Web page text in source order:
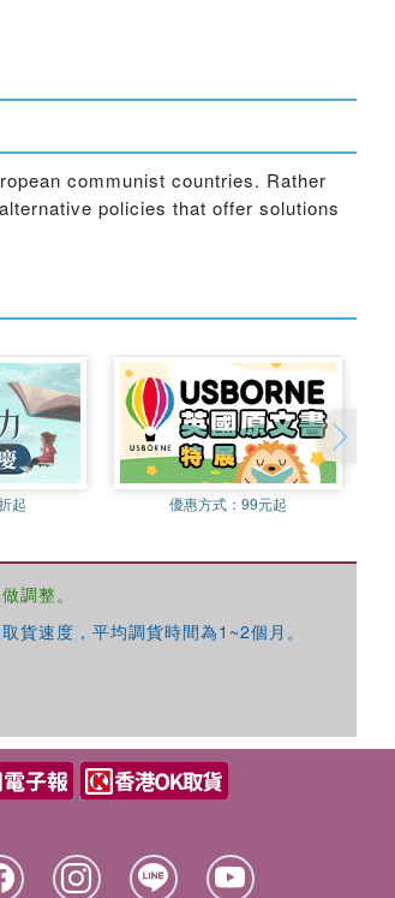
communist countries. Rather
policies that offer solutions
起 優惠方式：99元起
調整。
貨速度，平均調貨時間為1~2個月。